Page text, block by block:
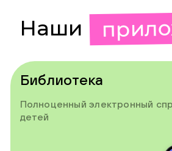
Наши
Библиотека
Полноценный электронный
детей